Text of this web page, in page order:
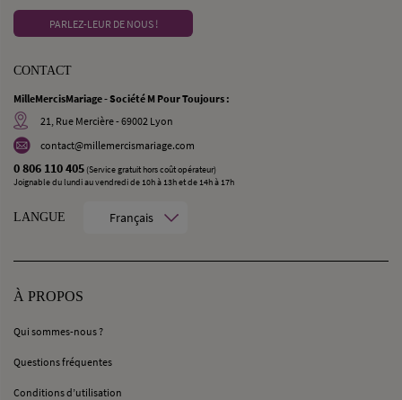
PARLEZ-LEUR DE NOUS !
CONTACT
MilleMercisMariage - Société M Pour Toujours :
21, Rue Mercière - 69002 Lyon
contact@millemercismariage.com
0 806 110 405 (Service gratuit hors coût opérateur)
Joignable du lundi au vendredi de 10h à 13h et de 14h à 17h
LANGUE Français
À PROPOS
Qui sommes-nous ?
Questions fréquentes
Conditions d’utilisation